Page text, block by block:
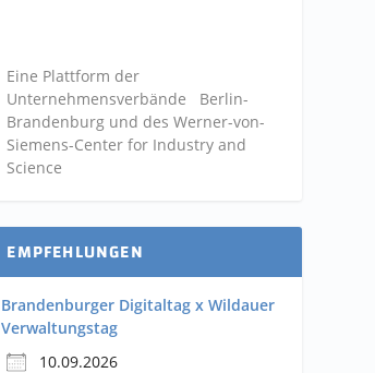
Eine Plattform der
Unternehmensverbände Berlin-
Brandenburg und des Werner-von-
Siemens-Center for Industry and
Science
EMPFEHLUNGEN
Brandenburger Digitaltag x Wildauer
Verwaltungstag
10.09.2026